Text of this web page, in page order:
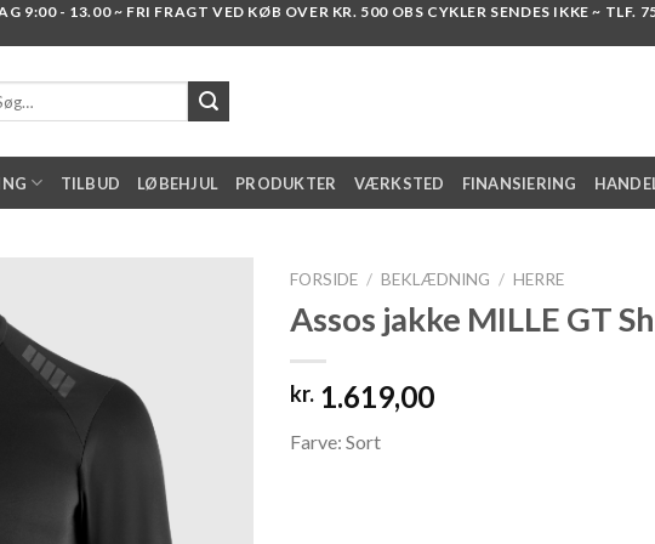
9:00 - 13.00 ~ FRI FRAGT VED KØB OVER KR. 500 OBS CYKLER SENDES IKKE ~ TLF.
TILBUD LØBEHJUL PRODUKTER VÆRKSTED FINANSIERING
FORSIDE / BEKLÆDNING / HERRE
Assos jakke MILLE GT
kr. 1.619,00
Farve: Sort